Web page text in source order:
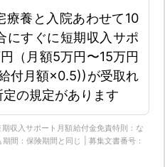
療養と入院あわせて10
にすぐに短期収入サポ
（月額5万円〜15万円
付月額×0.5))が受取れ
の規定があります
収入サポート月額給付金免責特則：な
間：保険期間と同じ | 募集文書番号：